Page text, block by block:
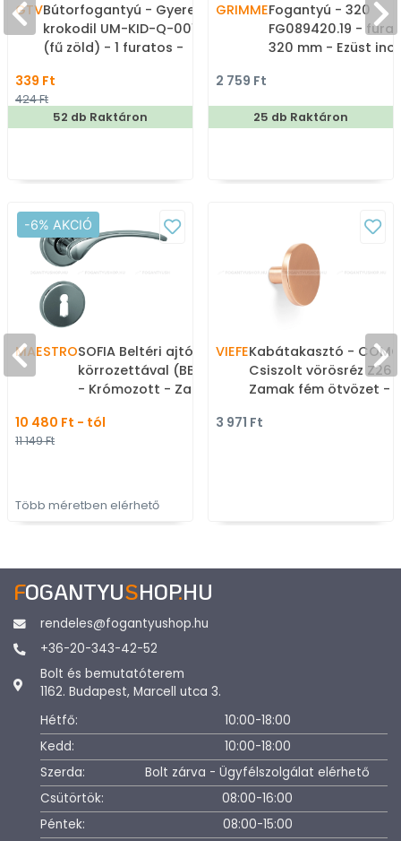
GTVBútorfogantyú - Gyerek
krokodil UM-KID-Q-001
(fű zöld) - 1 furatos -
Mesefigurás, állatos
gyerekbútor fogantyú
339 Ft
424 Ft
52 db Raktáron
GRIMMEFogantyú - 320
FG089420.19 -
320 mm - Ezüst inox
gyártott fém
bútorfogantyú
2 759 Ft
25 db Raktáron
-6% AKCIÓ
MAESTROSOFIA Beltéri ajtókilincs
körrozettával (BB PZ WC)
- Krómozott - Zamak
rozettás kilincs
10 480 Ft - tól
11 149 Ft
Több méretben elérhető
VIEFEKabátakasztó -
Csiszolt vörösréz Z26
Zamak fém ötvözet -
3 971 Ft
FOGANTYUSHOP.HU
rendeles@fogantyushop.hu
+36-20-343-42-52
Bolt és bemutatóterem
1162. Budapest, Marcell utca 3.
Hétfő:
10:00-18:00
Kedd:
10:00-18:00
Szerda:
Bolt zárva - Ügyfélszolgálat elérhető
Csütörtök:
08:00-16:00
Péntek:
08:00-15:00